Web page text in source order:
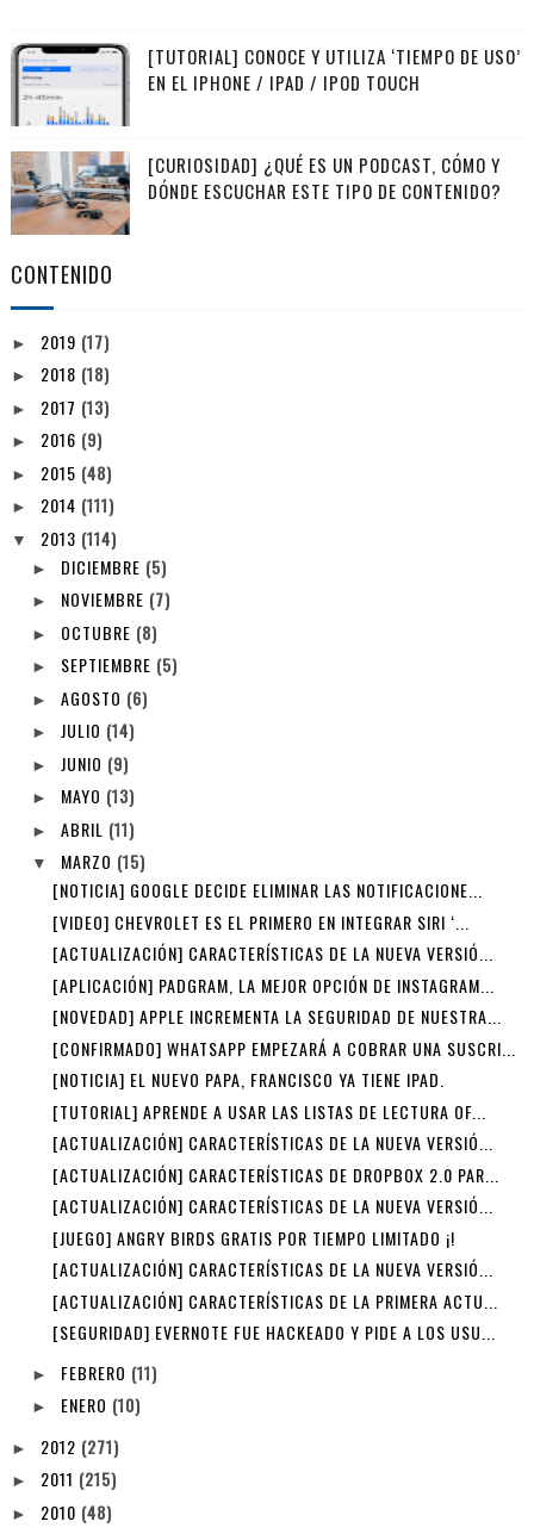
[TUTORIAL] CONOCE Y UTILIZA ‘TIEMPO DE USO’
EN EL IPHONE / IPAD / IPOD TOUCH
[CURIOSIDAD] ¿QUÉ ES UN PODCAST, CÓMO Y
DÓNDE ESCUCHAR ESTE TIPO DE CONTENIDO?
CONTENIDO
► 2019 (17)
► 2018 (18)
► 2017 (13)
► 2016 (9)
► 2015 (48)
► 2014 (111)
▼ 2013 (114)
► DICIEMBRE (5)
► NOVIEMBRE (7)
► OCTUBRE (8)
► SEPTIEMBRE (5)
► AGOSTO (6)
► JULIO (14)
► JUNIO (9)
► MAYO (13)
► ABRIL (11)
▼ MARZO (15)
[NOTICIA] GOOGLE DECIDE ELIMINAR LAS NOTIFICACIONE...
[VIDEO] CHEVROLET ES EL PRIMERO EN INTEGRAR SIRI ‘...
[ACTUALIZACIÓN] CARACTERÍSTICAS DE LA NUEVA VERSIÓ...
[APLICACIÓN] PADGRAM, LA MEJOR OPCIÓN DE INSTAGRAM...
[NOVEDAD] APPLE INCREMENTA LA SEGURIDAD DE NUESTRA...
[CONFIRMADO] WHATSAPP EMPEZARÁ A COBRAR UNA SUSCRI...
[NOTICIA] EL NUEVO PAPA, FRANCISCO YA TIENE IPAD.
[TUTORIAL] APRENDE A USAR LAS LISTAS DE LECTURA OF...
[ACTUALIZACIÓN] CARACTERÍSTICAS DE LA NUEVA VERSIÓ...
[ACTUALIZACIÓN] CARACTERÍSTICAS DE DROPBOX 2.0 PAR...
[ACTUALIZACIÓN] CARACTERÍSTICAS DE LA NUEVA VERSIÓ...
[JUEGO] ANGRY BIRDS GRATIS POR TIEMPO LIMITADO ¡!
[ACTUALIZACIÓN] CARACTERÍSTICAS DE LA NUEVA VERSIÓ...
[ACTUALIZACIÓN] CARACTERÍSTICAS DE LA PRIMERA ACTU...
[SEGURIDAD] EVERNOTE FUE HACKEADO Y PIDE A LOS USU...
► FEBRERO (11)
► ENERO (10)
► 2012 (271)
► 2011 (215)
► 2010 (48)